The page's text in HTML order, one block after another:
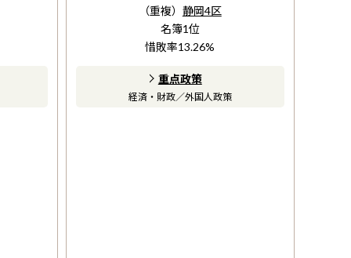
（重複） 静岡4区
名簿1位
惜敗率13.26%
重点政策
経済・財政／外国人政策